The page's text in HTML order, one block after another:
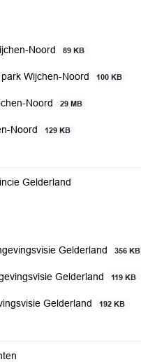
Noord 89 KB
Wijchen-Noord 100 KB
Noord 29 MB
Noord 129 KB
Gelderland
Gelderland 356 KB
Gelderland 119 KB
Gelderland 192 KB